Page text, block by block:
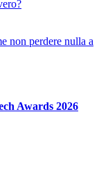
non perdere nulla a
Awards 2026